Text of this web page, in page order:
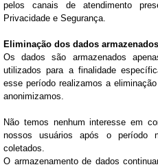
pelos canais de atendimento
Privacidade e Segurança.
Eliminação dos dados armazenados
Os dados são armazenados
utilizados para a finalidade
esse período realizamos a
anonimizamos.
Não temos nenhum interesse em
nossos usuários após o período
coletados.
O armazenamento de dados